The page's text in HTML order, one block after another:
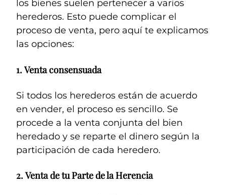
los bienes suelen pertenecer a varios
herederos. Esto puede complicar el
proceso de venta, pero aquí te explicamos
las opciones:
1.Venta consensuada
Si todos los herederos están de acuerdo
en vender, el proceso es sencillo. Se
procede a la venta conjunta del bien
heredado y se reparte el dinero según la
participación de cada heredero.
2.Venta de tu Parte de la Herencia